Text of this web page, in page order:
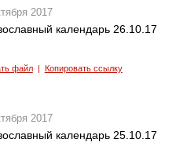
2017
календарь 26.10.17
файл| Копировать ссылку
2017
календарь 25.10.17